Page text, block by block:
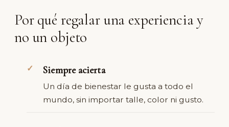
Por qué regalar una experiencia y
no un objeto
Siempre acierta
Un día de bienestar le gusta a todo el
mundo, sin importar talle, color ni gusto.